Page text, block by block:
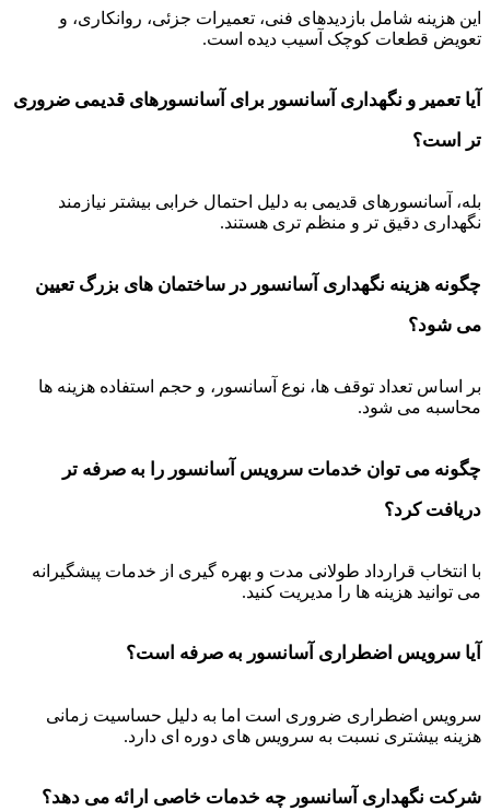
این هزینه شامل بازدیدهای فنی، تعمیرات جزئی، روانکاری، و
تعویض قطعات کوچک آسیب دیده است.
آیا تعمیر و نگهداری آسانسور برای آسانسورهای قدیمی ضروری
تر است؟
بله، آسانسورهای قدیمی به دلیل احتمال خرابی بیشتر نیازمند
نگهداری دقیق تر و منظم تری هستند.
چگونه هزینه نگهداری آسانسور در ساختمان های بزرگ تعیین
می شود؟
بر اساس تعداد توقف ها، نوع آسانسور، و حجم استفاده هزینه ها
محاسبه می شود.
چگونه می توان خدمات سرویس آسانسور را به صرفه تر
دریافت کرد؟
با انتخاب قرارداد طولانی مدت و بهره گیری از خدمات پیشگیرانه
می توانید هزینه ها را مدیریت کنید.
آیا سرویس اضطراری آسانسور به صرفه است؟
سرویس اضطراری ضروری است اما به دلیل حساسیت زمانی
هزینه بیشتری نسبت به سرویس های دوره ای دارد.
شرکت نگهداری آسانسور چه خدمات خاصی ارائه می دهد؟